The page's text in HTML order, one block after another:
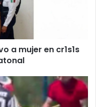
a mujer en cr1s1s